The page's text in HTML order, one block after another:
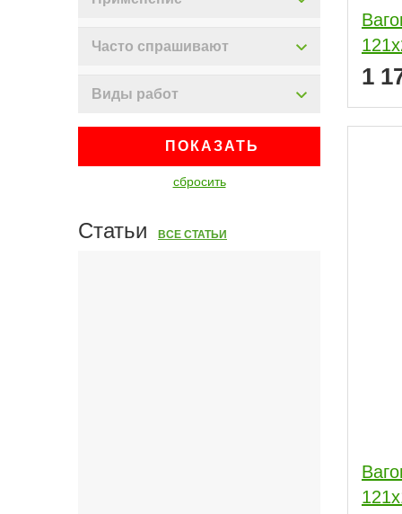
Часто спрашивают
Виды работ
ПОКАЗАТЬ
сбросить
Статьи ВСЕ СТАТЬИ
1